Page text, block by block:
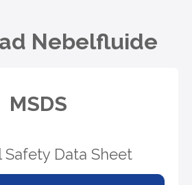
Nebelfluide
MSDS
Safety Data Sheet